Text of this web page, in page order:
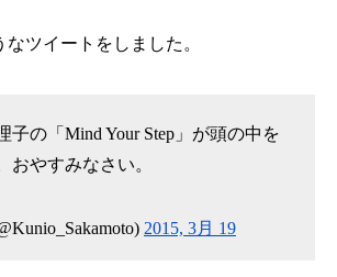
ツイートをしました。
子の「Mind Your Step」が頭の中を
おやすみなさい。
2015, 3月 19